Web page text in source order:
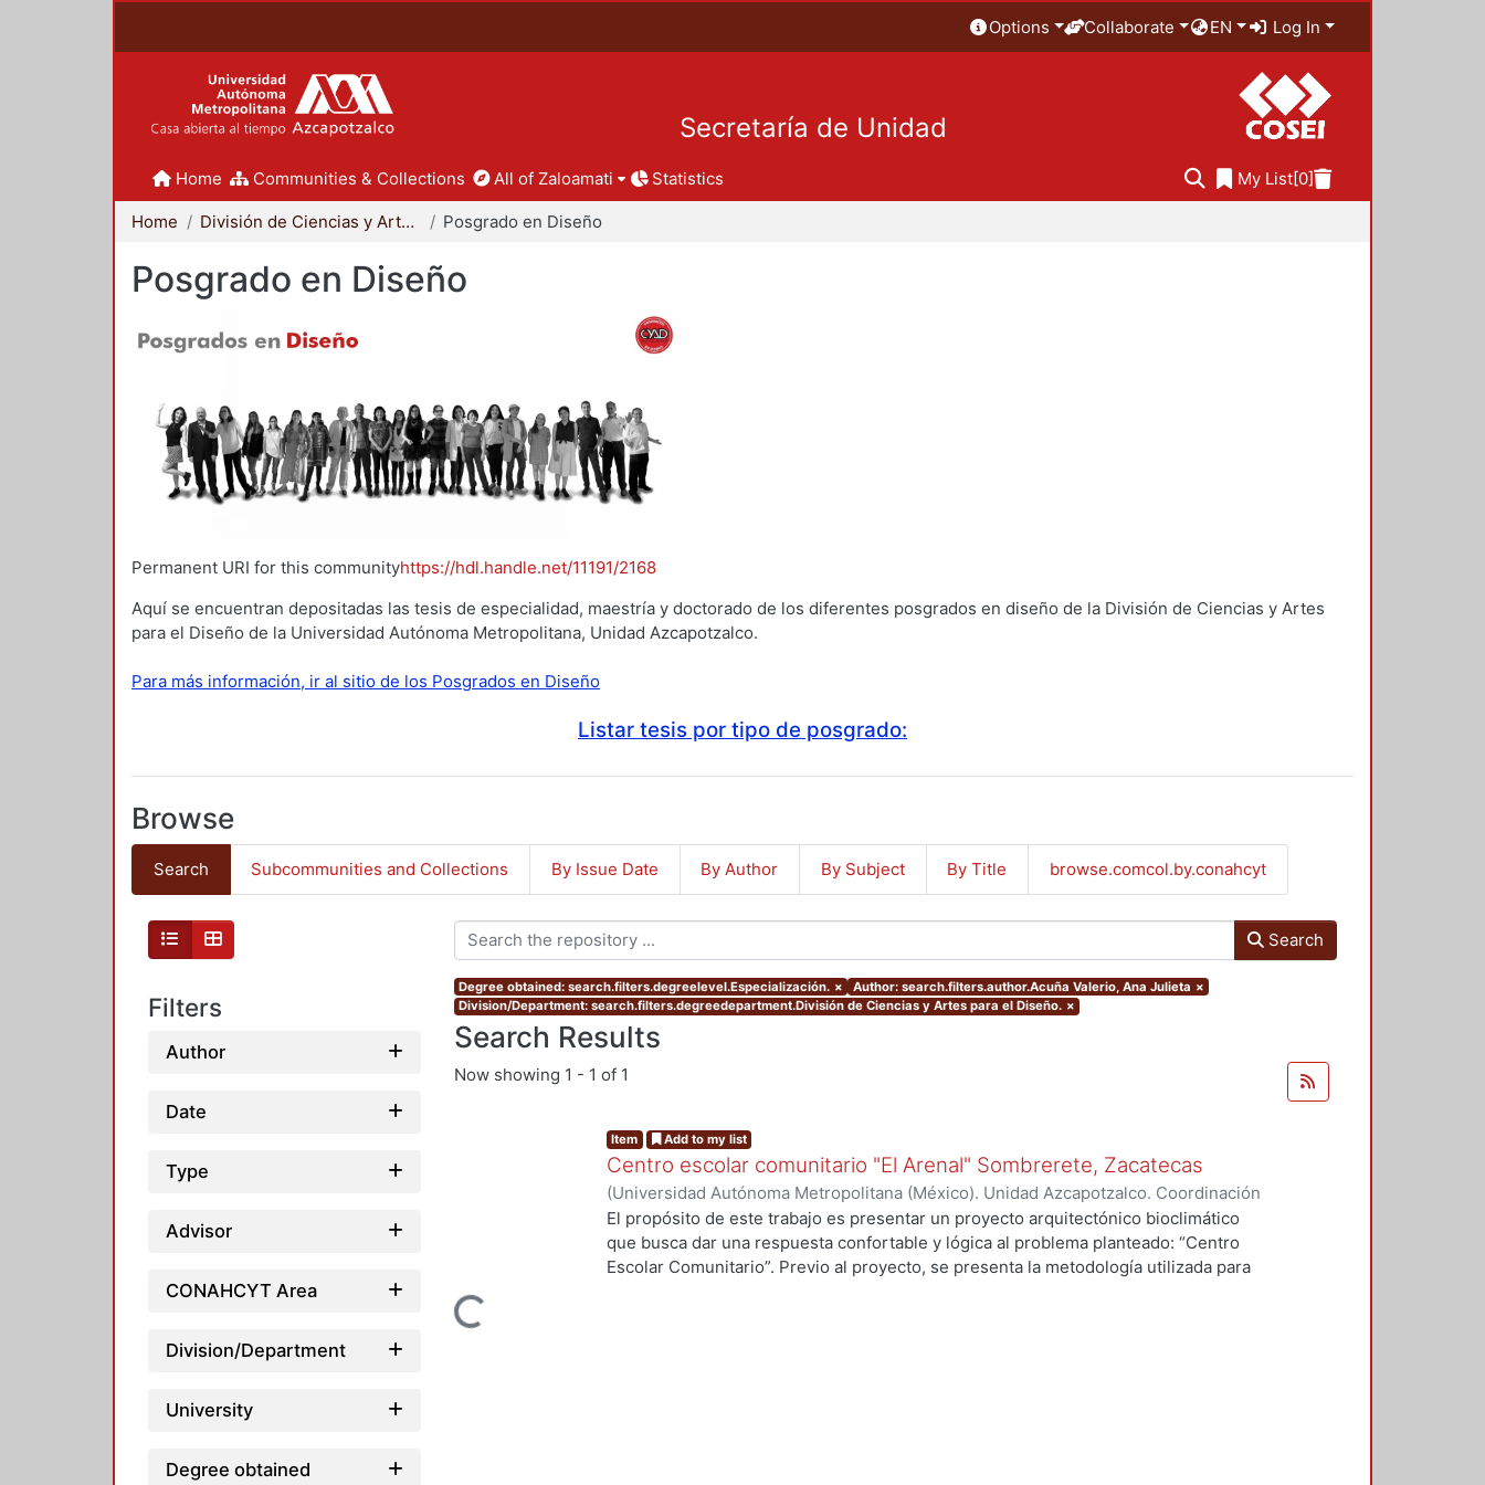
Options Collaborate EN Log In
Secretaría de Unidad
Home Communities & Collections All of Zaloamati Statistics My List[0]
Home División de Ciencias y Artes para el Diseño Posgrado en Diseño
Posgrado en Diseño
Permanent URI for this communityhttps://hdl.handle.net/11191/2168
Aquí se encuentran depositadas las tesis de especialidad, maestría y doctorado de los diferentes posgrados en diseño de la División de Ciencias y Artes
para el Diseño de la Universidad Autónoma Metropolitana, Unidad Azcapotzalco.
Para más información, ir al sitio de los Posgrados en Diseño
Listar tesis por tipo de posgrado:
Browse
Search Subcommunities and Collections By Issue Date By Author By Subject By Title browse.comcol.by.conahcyt
Filters
Author
Date
Type
Advisor
CONAHCYT Area
Division/Department
University
Degree obtained
Search
Degree obtained: search.filters.degreelevel.Especialización. × Author: search.filters.author.Acuña Valerio, Ana Julieta ×
Division/Department: search.filters.degreedepartment.División de Ciencias y Artes para el Diseño. ×
Search Results
Now showing 1 - 1 of 1
Loading...
Item Add to my list
Centro escolar comunitario "El Arenal" Sombrerete, Zacatecas
(Universidad Autónoma Metropolitana (México). Unidad Azcapotzalco. Coordinación
de Servicios de Información.,2007-07)Acuña Valerio, Ana Julieta
El propósito de este trabajo es presentar un proyecto arquitectónico bioclimático
que busca dar una respuesta confortable y lógica al problema planteado: “Centro
Escolar Comunitario”. Previo al proyecto, se presenta la metodología utilizada para